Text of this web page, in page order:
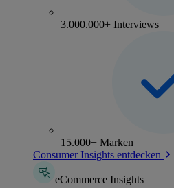
3.000.000+ Interviews
15.000+ Marken
Consumer Insights entdecken
eCommerce Insights